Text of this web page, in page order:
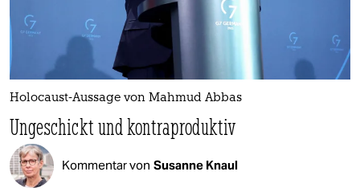
Holocaust-Aussage von Mahmud Abbas
Ungeschickt und kontraproduktiv
Kommentar von Susanne Knaul